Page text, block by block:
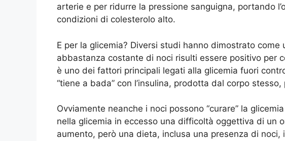
arterie e per ridurre la pressione sanguigna, portando
condizioni di colesterolo alto.
E per la glicemia? Diversi studi hanno dimostrato come
abbastanza costante di noci risulti essere positivo per
è uno dei fattori principali legati alla glicemia fuori
“tiene a bada” con l’insulina, prodotta dal corpo
Ovviamente neanche i noci possono “curare” la
nella glicemia in eccesso una difficoltà oggettiva di un
aumento, però una dieta, inclusa una presenza di